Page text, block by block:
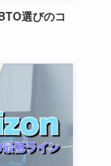
選びのコ